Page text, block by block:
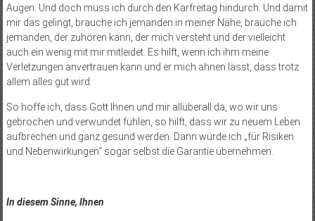
Augen. Und doch muss ich durch den Karfreitag hindurch. Und damit
mir das gelingt, brauche ich jemanden in meiner Nähe, brauche ich
jemanden, der zuhören kann, der mich versteht und der vielleicht
auch ein wenig mit mir mitleidet. Es hilft, wenn ich ihm meine
Verletzungen anvertrauen kann und er mich ahnen lässt, dass trotz
allem alles gut wird.
So hoffe ich, dass Gott Ihnen und mir allüberall da, wo wir uns
gebrochen und verwundet fühlen, so hilft, dass wir zu neuem Leben
aufbrechen und ganz gesund werden. Dann würde ich „für Risiken
und Nebenwirkungen“ sogar selbst die Garantie übernehmen.
In diesem Sinne, Ihnen